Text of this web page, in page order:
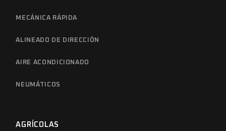
MECÁNICA RÁPIDA
ALINEADO DE DIRECCIÓN
AIRE ACONDICIONADO
NEUMÁTICOS
AGRÍCOLAS